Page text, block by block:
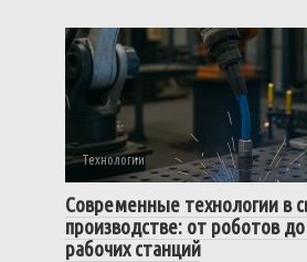
Технологии
Современные технологии в
производстве: от роботов до
рабочих станций